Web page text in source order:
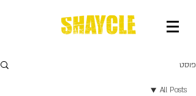
פוסט
All Posts